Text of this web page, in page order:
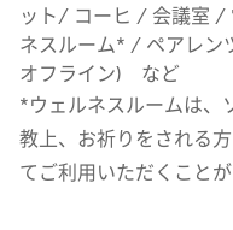
ット/ コーヒ / 会議室 /
ネスルーム* / ペアレン
オフライン) など
*ウェルネスルームは、
教上、お祈りをされる
てご利用いただくことが